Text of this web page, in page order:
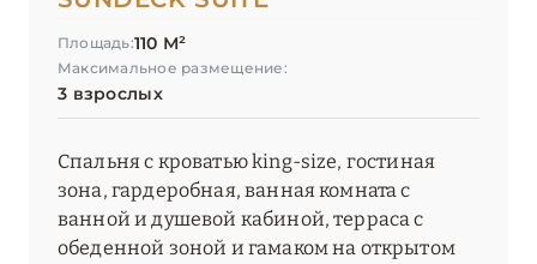
Площадь:110 М²
Максимальное размещение:
3 взрослых
Спальня с кроватью king-size, гостиная
зона, гардеробная, ванная комната с
ванной и душевой кабиной, терраса с
обеденной зоной и гамаком на открытом